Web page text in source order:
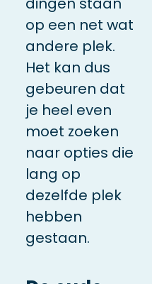
op een net wat
andere plek.
Het kan dus
gebeuren dat
je heel even
moet zoeken
naar opties die
lang op
dezelfde plek
hebben
gestaan.